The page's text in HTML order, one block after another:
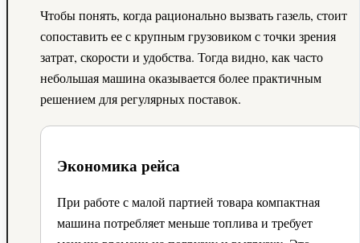
Чтобы понять, когда рационально вызвать газель, стоит
сопоставить ее с крупным грузовиком с точки зрения
затрат, скорости и удобства. Тогда видно, как часто
небольшая машина оказывается более практичным
решением для регулярных поставок.
Экономика рейса
При работе с малой партией товара компактная
машина потребляет меньше топлива и требует